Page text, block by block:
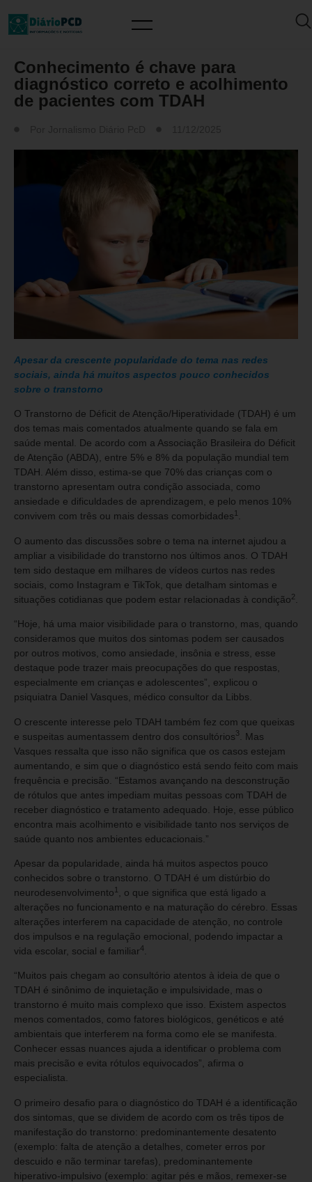
Conhecimento é chave para
diagnóstico correto e acolhimento
de pacientes com TDAH
Apesar da crescente popularidade do tema nas redes
sociais, ainda há muitos aspectos pouco conhecidos
sobre o transtorno
O Transtorno de Déficit de Atenção/Hiperatividade (TDAH) é um
dos temas mais comentados atualmente quando se fala em
saúde mental. De acordo com a Associação Brasileira do Déficit
de Atenção (ABDA), entre 5% e 8% da população mundial tem
TDAH. Além disso, estima-se que 70% das crianças com o
transtorno apresentam outra condição associada, como
ansiedade e dificuldades de aprendizagem, e pelo menos 10%
convivem com três ou mais dessas comorbidades1 .
O aumento das discussões sobre o tema na internet ajudou a
ampliar a visibilidade do transtorno nos últimos anos. O TDAH
tem sido destaque em milhares de vídeos curtos nas redes
sociais, como Instagram e TikTok, que detalham sintomas e
situações cotidianas que podem estar relacionadas à condição2
“Hoje, há uma maior visibilidade para o transtorno, mas, quando
consideramos que muitos dos sintomas podem ser causados
por outros motivos, como ansiedade, insônia e stress, esse
destaque pode trazer mais preocupações do que respostas,
especialmente em crianças e adolescentes”, explicou o
psiquiatra Daniel Vasques, médico consultor da Libbs.
O crescente interesse pelo TDAH também fez com que queixas
e suspeitas aumentassem dentro dos consultórios3
. Mas
Vasques ressalta que isso não significa que os casos estejam
aumentando, e sim que o diagnóstico está sendo feito com mais
frequência e precisão. “Estamos avançando na desconstrução
de rótulos que antes impediam muitas pessoas com TDAH de
receber diagnóstico e tratamento adequado. Hoje, esse público
encontra mais acolhimento e visibilidade tanto nos serviços de
saúde quanto nos ambientes educacionais.”
Apesar da popularidade, ainda há muitos aspectos pouco
conhecidos sobre o transtorno. O TDAH é um distúrbio do
neurodesenvolvimento1
, o que significa que está ligado a
alterações no funcionamento e na maturação do cérebro. Essas
alterações interferem na capacidade de atenção, no controle
dos impulsos e na regulação emocional, podendo impactar a
vida escolar, social e familiar4
“Muitos pais chegam ao consultório atentos à ideia de que o
TDAH é sinônimo de inquietação e impulsividade, mas o
transtorno é muito mais complexo que isso. Existem aspectos
menos comentados, como fatores biológicos, genéticos e até
ambientais que interferem na forma como ele se manifesta.
Conhecer essas nuances ajuda a identificar o problema com
mais precisão e evita rótulos equivocados”, afirma o
especialista.
O primeiro desafio para o diagnóstico do TDAH é a identificação
dos sintomas, que se dividem de acordo com os três tipos de
manifestação do transtorno: predominantemente desatento
(exemplo: falta de atenção a detalhes, cometer erros por
descuido e não terminar tarefas), predominantemente
hiperativo-impulsivo (exemplo: agitar pés e mãos, remexer-se